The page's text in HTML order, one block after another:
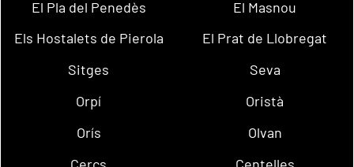
El Pla del Penedès
El Masnou
Els Hostalets de Pierola
El Prat de Llobregat
Sitges
Seva
Orpí
Oristà
Orís
Olvan